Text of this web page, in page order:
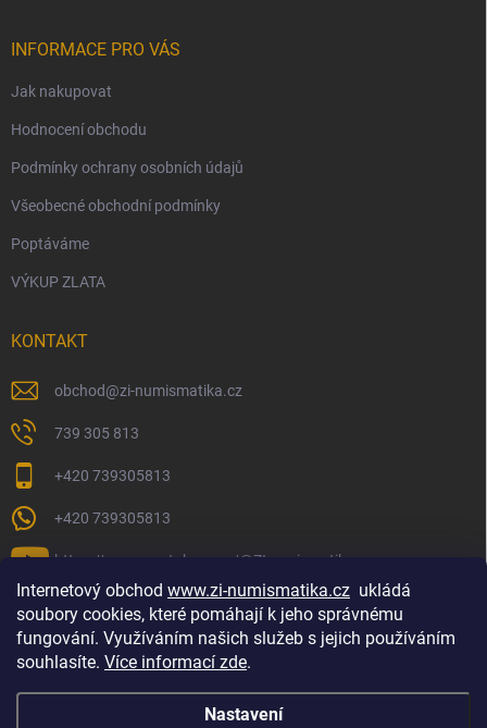
Internetový obchod www.zi-numismatika.cz ukládá
soubory cookies, které pomáhají k jeho správnému
fungování. Využíváním našich služeb s jejich používáním
souhlasíte. Více informací zde.
Nastavení
INFORMACE PRO VÁS
Jak nakupovat
Hodnocení obchodu
Podmínky ochrany osobních údajů
Všeobecné obchodní podmínky
Poptáváme
VÝKUP ZLATA
KONTAKT
obchod@zi-numismatika.cz
739 305 813
+420 739305813
+420 739305813
https://www.youtube.com/@ZInumismatika
Zlaté investování Golf shop Golfstart Houby a bylinky